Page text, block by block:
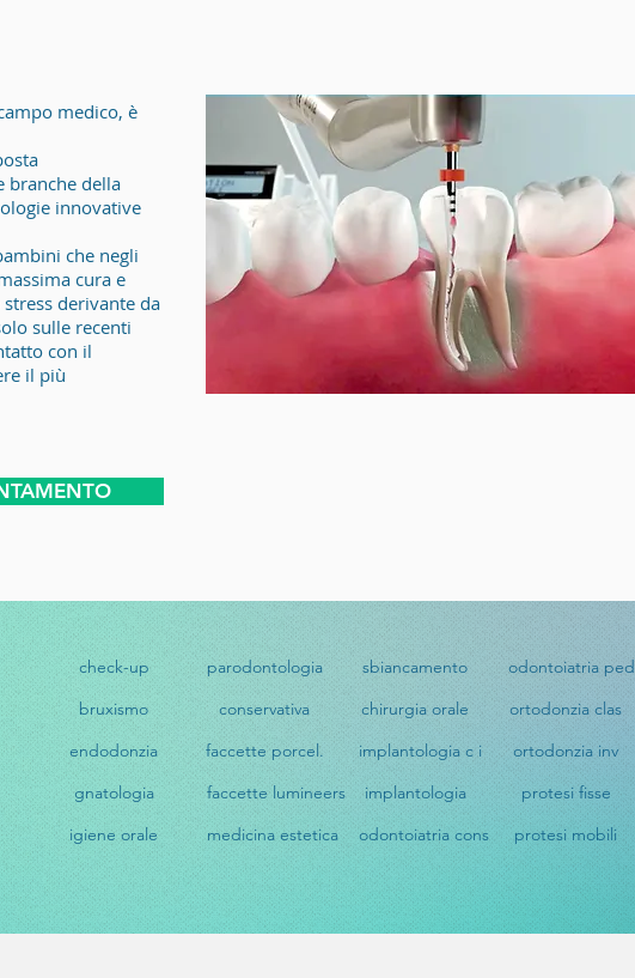
medico, è
branche della
innovative
che negli
cura e
derivante da
sulle recenti
con il
il più
check-up parodontologia sbiancamento
odontoiatria ped
bruxismo
conservativa chirurgia orale
ortodonzia clas
endodonzia
faccette porcel. implantologia c i
ortodonzia inv
gnatologia
faccette lumineers implantologia
protesi fisse
igiene orale
medicina estetica odontoiatria cons protesi mobili